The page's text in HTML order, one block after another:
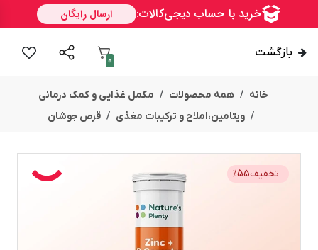
بازگشت
0
خانه همه محصولات
مکمل غذایی و کمک درمانی
ویتامین،املاح و ترکیبات مغذی
قرص جوشان
تخفیف %55